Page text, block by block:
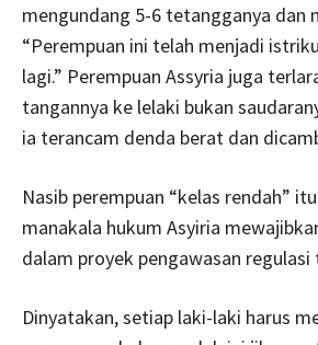
mengundang 5-6 tetangganya dan
“Perempuan ini telah menjadi
lagi.” Perempuan Assyria juga
tangannya ke lelaki bukan
ia terancam denda berat dan
Nasib perempuan “kelas rendah”
manakala hukum Asyiria
dalam proyek pengawasan regulasi
Dinyatakan, setiap laki-laki harus